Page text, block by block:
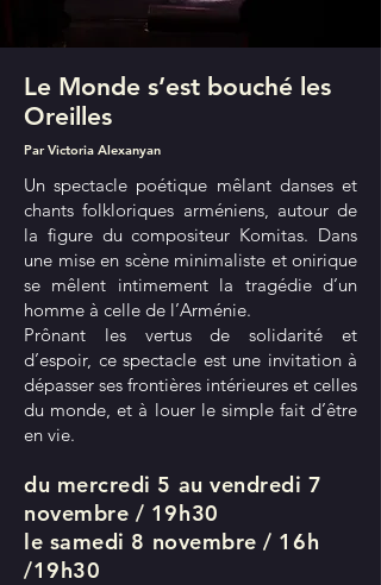
Le Monde s’est bouché les
Oreilles
Par Victoria Alexanyan
Un spectacle poétique mêlant danses et
chants folkloriques arméniens, autour de
la figure du compositeur Komitas. Dans
une mise en scène minimaliste et onirique
se mêlent intimement la tragédie d’un
homme à celle de l’Arménie.
Prônant les vertus de solidarité et
d’espoir, ce spectacle est une invitation à
dépasser ses frontières intérieures et celles
du monde, et à louer le simple fait d’être
en vie.
du mercredi 5 au vendredi 7
novembre / 19h30
le samedi 8 novembre / 16h
/19h30